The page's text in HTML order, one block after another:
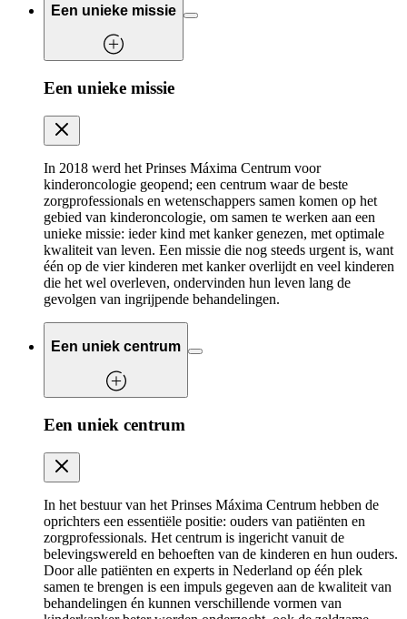
Een unieke missie
Een unieke missie
In 2018 werd het Prinses Máxima Centrum voor
kinderoncologie geopend; een centrum waar de beste
zorgprofessionals en wetenschappers samen komen op het
gebied van kinderoncologie, om samen te werken aan een
unieke missie: ieder kind met kanker genezen, met optimale
kwaliteit van leven. Een missie die nog steeds urgent is, want
één op de vier kinderen met kanker overlijdt en veel kinderen
die het wel overleven, ondervinden hun leven lang de
gevolgen van ingrijpende behandelingen.
Een uniek centrum
Een uniek centrum
In het bestuur van het Prinses Máxima Centrum hebben de
oprichters een essentiële positie: ouders van patiënten en
zorgprofessionals. Het centrum is ingericht vanuit de
belevingswereld en behoeften van de kinderen en hun ouders.
Door alle patiënten en experts in Nederland op één plek
samen te brengen is een impuls gegeven aan de kwaliteit van
behandelingen én kunnen verschillende vormen van